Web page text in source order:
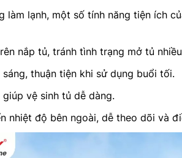
làm lạnh, một số tính năng tiện ích
nắp tủ, tránh tình trạng mở tủ
sáng, thuận tiện khi sử dụng buổi tối.
vệ sinh tủ dễ dàng.
nhiệt độ bên ngoài, dễ theo dõi và